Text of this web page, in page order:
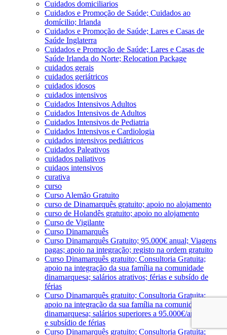
Cuidados domiciliarios
Cuidados e Promoção de Saúde; Cuidados ao
domícilio; Irlanda
Cuidados e Promoção de Saúde; Lares e Casas de
Saúde Inglaterra
Cuidados e Promoção de Saúde; Lares e Casas de
Saúde Irlanda do Norte; Relocation Package
cuidados gerais
cuidados geriátricos
cuidados idosos
cuidados intensivos
Cuidados Intensivos Adultos
Cuidados Intensivos de Adultos
Cuidados Intensivos de Pediatria
Cuidados Intensivos e Cardiologia
cuidados intensivos pediátricos
Cuidados Paleativos
cuidados paliativos
cuidaos intensivos
curativa
curso
Curso Alemão Gratuito
curso de Dinamarquês gratuito; apoio no alojamento
curso de Holandês gratuito; apoio no alojamento
Curso de Vigilante
Curso Dinamarquês
Curso Dinamarquês Gratuito; 95.000€ anual; Viagens
pagas; apoio na integração; registo na ordem gratuito
Curso Dinamarquês gratuito; Consultoria Gratuita;
apoio na integração da sua família na comunidade
dinamarquesa; salários atrativos; férias e subsído de
férias
Curso Dinamarquês gratuito; Consultoria Gratuita;
apoio na integração da sua família na comunidade
dinamarquesa; salários superiores a 95.000€/ano; férias
e subsídio de férias
Curso Dinamarquês gratuito; Consultoria Gratuita;